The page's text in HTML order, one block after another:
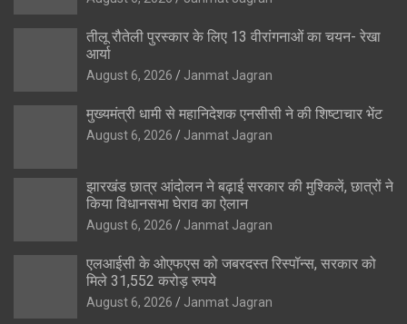
तीलू रौतेली पुरस्कार के लिए 13 वीरांगनाओं का चयन- रेखा
आर्या
August 6, 2026 Janmat Jagran
मुख्यमंत्री धामी से महानिदेशक एनसीसी ने की शिष्टाचार भेंट
August 6, 2026 Janmat Jagran
झारखंड छात्र आंदोलन ने बढ़ाई सरकार की मुश्किलें, छात्रों ने
किया विधानसभा घेराव का ऐलान
August 6, 2026 Janmat Jagran
एलआईसी के ओएफएस को जबरदस्त रिस्पॉन्स, सरकार को
मिले 31,552 करोड़ रुपये
August 6, 2026 Janmat Jagran